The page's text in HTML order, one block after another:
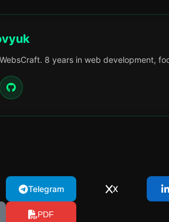
8 years in web development,
Telegram X
PDF